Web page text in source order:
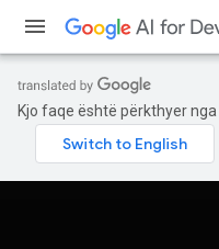
Kjo faqe është përkthyer nga